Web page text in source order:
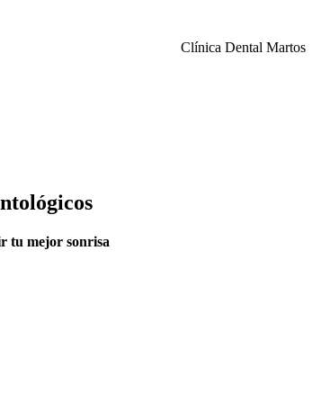
Clínica Dental Martos
tu mejor sonrisa